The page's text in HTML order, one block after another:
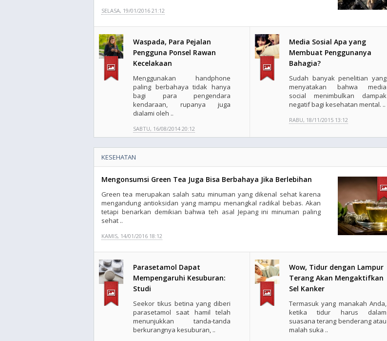
SELASA, 19/01/2016 21:12
Waspada, Para Pejalan
Pengguna Ponsel Rawan
Kecelakaan
Menggunakan handphone
paling berbahaya tidak hanya
bagi para pengendara
kendaraan, rupanya juga
dialami oleh ..
SABTU, 16/08/2014 20:12
Media Sosial Apa yang
Membuat Penggunanya
Bahagia?
Sudah banyak penelitian yang
menyatakan bahwa media
social menimbulkan dampak
negatif bagi kesehatan mental. ..
RABU, 18/11/2015 13:12
KESEHATAN
Mengonsumsi Green Tea Juga Bisa Berbahaya Jika Berlebihan
Green tea merupakan salah satu minuman yang dikenal sehat karena
mengandung antioksidan yang mampu menangkal radikal bebas. Akan
tetapi benarkan demikian bahwa teh asal Jepang ini minuman paling
sehat ..
KAMIS, 14/01/2016 18:12
Parasetamol Dapat
Mempengaruhi Kesuburan:
Studi
Seekor tikus betina yang diberi
parasetamol saat hamil telah
menunjukkan tanda-tanda
berkurangnya kesuburan, ..
Wow, Tidur dengan Lampur
Terang Akan Mengaktifkan
Sel Kanker
Termasuk yang manakah Anda,
ketika tidur harus dalam
suasana terang benderang atau
malah suka ..